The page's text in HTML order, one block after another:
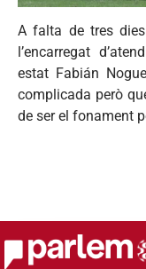
A falta de tres
l’encarregat
estat Fabián
complicada però
de ser el fonament